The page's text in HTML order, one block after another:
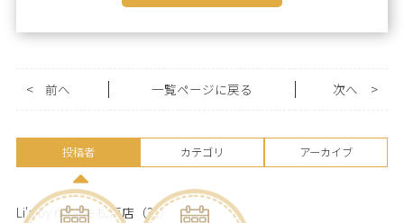
< 前へ 一覧ページに戻る >
次へ
投稿者 カテゴリ アーカイブ
Li'a by neolive 松戸店 （31）